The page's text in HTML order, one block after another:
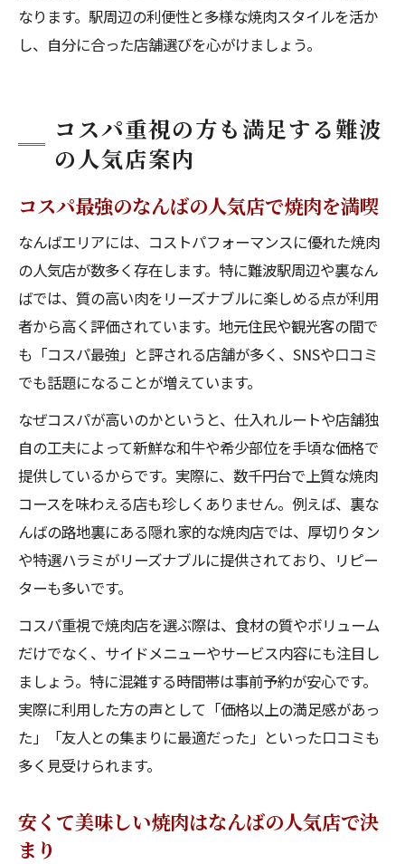
なります。駅周辺の利便性と多様な焼肉スタイルを活か
し、自分に合った店舗選びを心がけましょう。
コスパ重視の方も満足する難波
の人気店案内
コスパ最強のなんばの人気店で焼肉を満喫
なんばエリアには、コストパフォーマンスに優れた焼肉
の人気店が数多く存在します。特に難波駅周辺や裏なん
ばでは、質の高い肉をリーズナブルに楽しめる点が利用
者から高く評価されています。地元住民や観光客の間で
も「コスパ最強」と評される店舗が多く、SNSや口コミ
でも話題になることが増えています。
なぜコスパが高いのかというと、仕入れルートや店舗独
自の工夫によって新鮮な和牛や希少部位を手頃な価格で
提供しているからです。実際に、数千円台で上質な焼肉
コースを味わえる店も珍しくありません。例えば、裏な
んばの路地裏にある隠れ家的な焼肉店では、厚切りタン
や特選ハラミがリーズナブルに提供されており、リピー
ターも多いです。
コスパ重視で焼肉店を選ぶ際は、食材の質やボリューム
だけでなく、サイドメニューやサービス内容にも注目し
ましょう。特に混雑する時間帯は事前予約が安心です。
実際に利用した方の声として「価格以上の満足感があっ
た」「友人との集まりに最適だった」といった口コミも
多く見受けられます。
安くて美味しい焼肉はなんばの人気店で決
まり